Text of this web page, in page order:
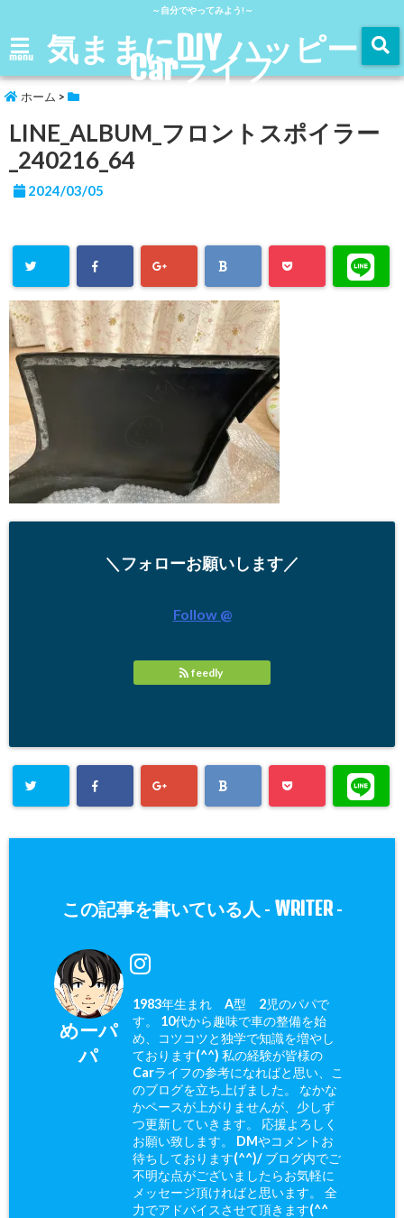
～自分でやってみよう!～
menu 気ままにDIY ハッピー
Carライフ
ホーム >
LINE_ALBUM_フロントスポイラー
_240216_64
2024/03/05
＼フォローお願いします／
Follow @
feedly
この記事を書いている人 - WRITER-
めーパ
パ
1983年生まれ A型 2児のパパで
す。 10代から趣味で車の整備を始
め、コツコツと独学で知識を増やし
ております(^^) 私の経験が皆様の
Carライフの参考になればと思い、こ
のブログを立ち上げました。 なかな
かペースが上がりませんが、少しず
つ更新していきます。 応援よろしく
お願い致します。 DMやコメントお
待ちしております(^^)/ ブログ内でご
不明な点がございましたらお気軽に
メッセージ頂ければと思います。 全
力でアドバイスさせて頂きます(^^ゞ